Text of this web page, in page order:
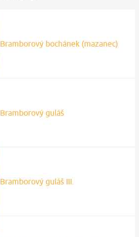
Bramborový bochánek (mazanec)
Bramborový guláš
Bramborový guláš III.